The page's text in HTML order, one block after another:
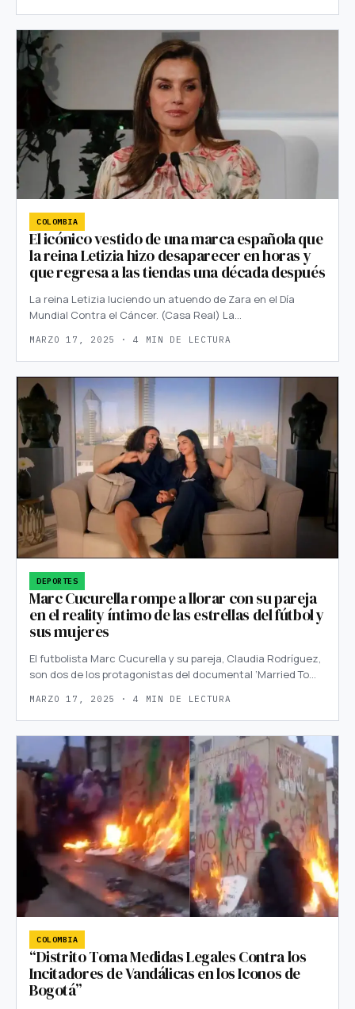
COLOMBIA
El icónico vestido de una marca española que
la reina Letizia hizo desaparecer en horas y
que regresa a las tiendas una década después
La reina Letizia luciendo un atuendo de Zara en el Día
Mundial Contra el Cáncer. (Casa Real) La…
MARZO 17, 2025 · 4 MIN DE LECTURA
DEPORTES
Marc Cucurella rompe a llorar con su pareja
en el reality íntimo de las estrellas del fútbol y
sus mujeres
El futbolista Marc Cucurella y su pareja, Claudia Rodríguez,
son dos de los protagonistas del documental ‘Married To…
MARZO 17, 2025 · 4 MIN DE LECTURA
COLOMBIA
“Distrito Toma Medidas Legales Contra los
Incitadores de Vandálicas en los Iconos de
Bogotá”